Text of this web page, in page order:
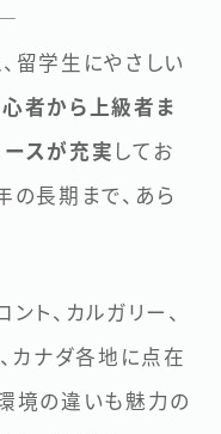
留学生にやさしい
者から上級者ま
スが充実 してお
の長期まで、あら
ト、カルガリー、
カナダ各地に点在
境の違いも魅力の